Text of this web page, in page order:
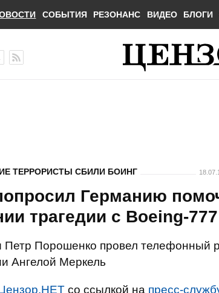
СОБЫТИЯ РЕЗОНАНС ВИДЕО БЛОГИ
ТЕРРОРИСТЫ СБИЛИ БОИНГ
Германию
трагедии с Boeing-777
Петр Порошенко провел телефонный
Ангелой Меркель
со ссылкой на пресс-